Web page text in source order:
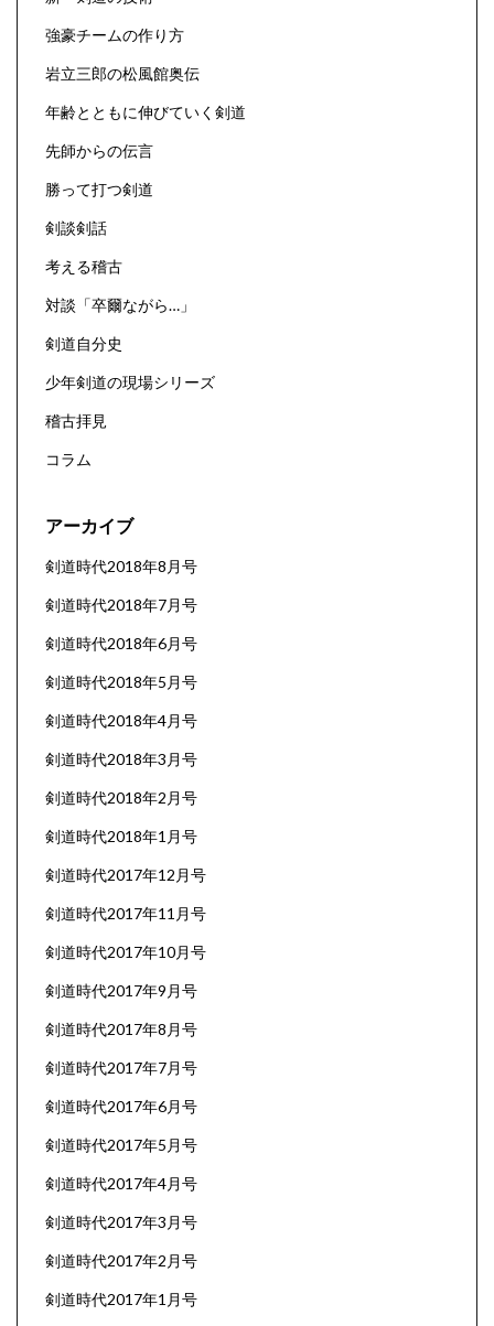
強豪チームの作り方
岩立三郎の松風館奥伝
年齢とともに伸びていく剣道
先師からの伝言
勝って打つ剣道
剣談剣話
考える稽古
対談「卒爾ながら…」
剣道自分史
少年剣道の現場シリーズ
稽古拝見
コラム
アーカイブ
剣道時代2018年8月号
剣道時代2018年7月号
剣道時代2018年6月号
剣道時代2018年5月号
剣道時代2018年4月号
剣道時代2018年3月号
剣道時代2018年2月号
剣道時代2018年1月号
剣道時代2017年12月号
剣道時代2017年11月号
剣道時代2017年10月号
剣道時代2017年9月号
剣道時代2017年8月号
剣道時代2017年7月号
剣道時代2017年6月号
剣道時代2017年5月号
剣道時代2017年4月号
剣道時代2017年3月号
剣道時代2017年2月号
剣道時代2017年1月号